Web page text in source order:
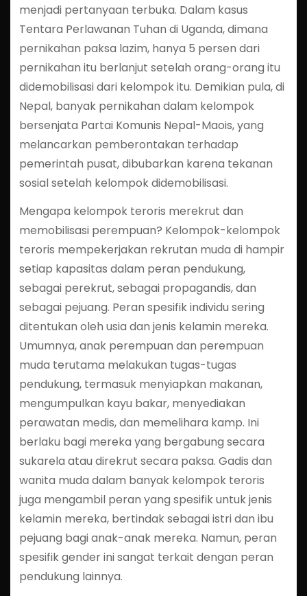
menjadi pertanyaan terbuka. Dalam kasus
Tentara Perlawanan Tuhan di Uganda, dimana
pernikahan paksa lazim, hanya 5 persen dari
pernikahan itu berlanjut setelah orang-orang itu
didemobilisasi dari kelompok itu. Demikian pula, di
Nepal, banyak pernikahan dalam kelompok
bersenjata Partai Komunis Nepal-Maois, yang
melancarkan pemberontakan terhadap
pemerintah pusat, dibubarkan karena tekanan
sosial setelah kelompok didemobilisasi.
Mengapa kelompok teroris merekrut dan
memobilisasi perempuan? Kelompok-kelompok
teroris mempekerjakan rekrutan muda di hampir
setiap kapasitas dalam peran pendukung,
sebagai perekrut, sebagai propagandis, dan
sebagai pejuang. Peran spesifik individu sering
ditentukan oleh usia dan jenis kelamin mereka.
Umumnya, anak perempuan dan perempuan
muda terutama melakukan tugas-tugas
pendukung, termasuk menyiapkan makanan,
mengumpulkan kayu bakar, menyediakan
perawatan medis, dan memelihara kamp. Ini
berlaku bagi mereka yang bergabung secara
sukarela atau direkrut secara paksa. Gadis dan
wanita muda dalam banyak kelompok teroris
juga mengambil peran yang spesifik untuk jenis
kelamin mereka, bertindak sebagai istri dan ibu
pejuang bagi anak-anak mereka. Namun, peran
spesifik gender ini sangat terkait dengan peran
pendukung lainnya.